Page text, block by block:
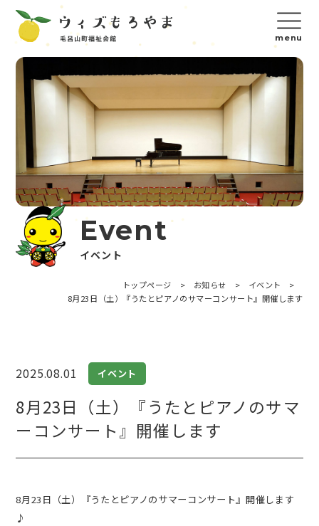
Event
イベント
トップページ > お知らせ > イベント
>
8月23日（土）『うたとピアノのサマーコンサート』開催します
2025.08.01 イベント
8月23日（土）『うたとピアノのサマ
ーコンサート』開催します
8月23日（土）『うたとピアノのサマーコンサート』開催します
♪